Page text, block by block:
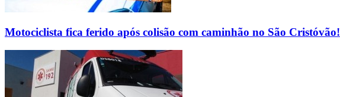
Motociclista fica ferido após colisão com caminhão no São Cristóvão!